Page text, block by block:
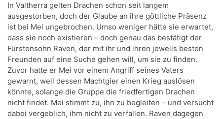
In Valtherra gelten Drachen schon seit langem
ausgestorben, doch der Glaube an ihre göttliche Präsenz
ist bei Mei ungebrochen. Umso weniger hätte sie erwartet,
dass sie noch existieren – doch genau das bestätigt der
Fürstensohn Raven, der mit ihr und ihren jeweils besten
Freunden auf eine Suche gehen will, um sie zu finden.
Zuvor hatte er Mei vor einem Angriff seines Vaters
gewarnt, weil dessen Machtgier einen Krieg auslösen
könnte, solange die Gruppe die friedfertigen Drachen
nicht findet. Mei stimmt zu, ihn zu begleiten – und versucht
dabei vergeblich, ihm nicht zu verfallen. Raven dagegen